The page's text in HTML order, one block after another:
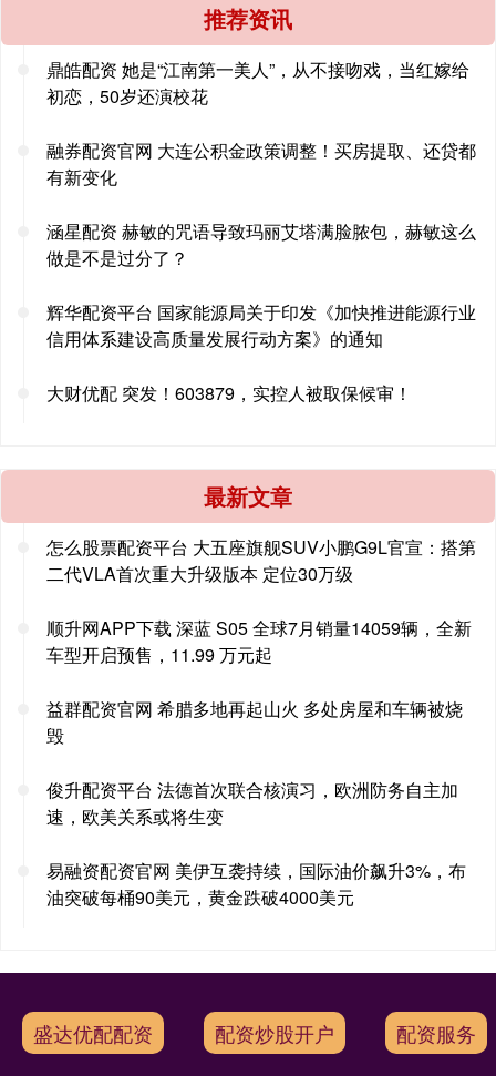
推荐资讯
鼎皓配资 她是“江南第一美人”，从不接吻戏，当红嫁给
初恋，50岁还演校花
融券配资官网 大连公积金政策调整！买房提取、还贷都
有新变化
涵星配资 赫敏的咒语导致玛丽艾塔满脸脓包，赫敏这么
做是不是过分了？
辉华配资平台 国家能源局关于印发《加快推进能源行业
信用体系建设高质量发展行动方案》的通知
大财优配 突发！603879，实控人被取保候审！
最新文章
怎么股票配资平台 大五座旗舰SUV小鹏G9L官宣：搭第
二代VLA首次重大升级版本 定位30万级
顺升网APP下载 深蓝 S05 全球7月销量14059辆，全新
车型开启预售，11.99 万元起
益群配资官网 希腊多地再起山火 多处房屋和车辆被烧
毁
俊升配资平台 法德首次联合核演习，欧洲防务自主加
速，欧美关系或将生变
易融资配资官网 美伊互袭持续，国际油价飙升3%，布
油突破每桶90美元，黄金跌破4000美元
盛达优配配资 配资炒股开户 配资服务